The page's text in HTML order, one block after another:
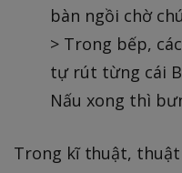
bàn ngồi chờ
> Trong bếp,
tự rút từng cái
Nấu xong thì
Trong kĩ thuật, thuật